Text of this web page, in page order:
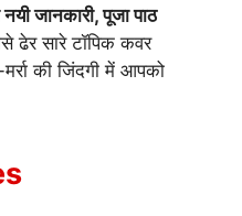
जानकारी, पूजा पाठ
ढेर सारे टॉपिक कवर
की जिंदगी में आपको